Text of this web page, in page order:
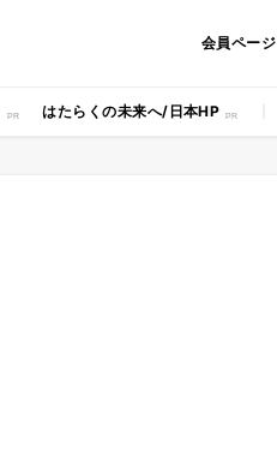
会員ページ
はたらくの未来へ/日本HP